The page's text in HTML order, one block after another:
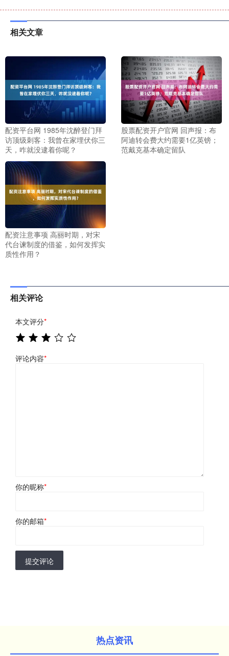
相关文章
配资平台网 1985年沈醉登门拜
访顶级刺客：我曾在家埋伏你三
天，咋就没逮着你呢？
股票配资开户官网 回声报：布
阿迪转会费大约需要1亿英镑；
范戴克基本确定留队
配资注意事项 高丽时期，对宋
代台谏制度的借鉴，如何发挥实
质性作用？
相关评论
本文评分*
评论内容*
你的昵称*
你的邮箱*
提交评论
热点资讯